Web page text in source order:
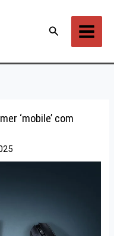
Pesquisar
‘mobile’ com